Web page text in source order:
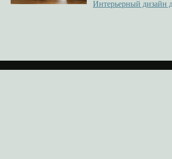
Интерьерный дизайн